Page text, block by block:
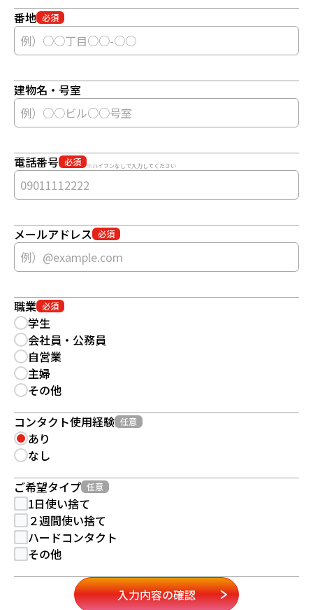
番地 必須
建物名・号室
電話番号 必須 ※ハイフンなしで入力してください
メールアドレス 必須
職業 必須
学生
会社員・公務員
自営業
主婦
その他
コンタクト使用経験 任意
あり
なし
ご希望タイプ 任意
1日使い捨て
２週間使い捨て
ハードコンタクト
その他
入力内容の確認